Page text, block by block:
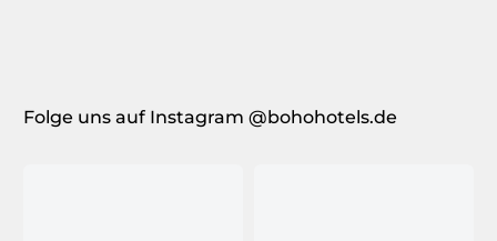
Folge uns auf Instagram @bohohotels.de